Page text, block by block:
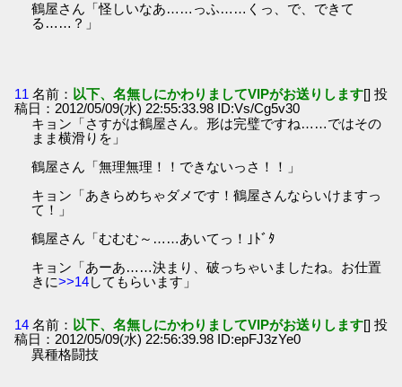
鶴屋さん「怪しいなあ……っふ……くっ、で、できて
る……？」
11 名前： 以下、名無しにかわりましてVIPがお送りします[] 投
稿日：2012/05/09(水) 22:55:33.98 ID:Vs/Cg5v30
キョン「さすがは鶴屋さん。形は完璧ですね……ではその
まま横滑りを」
鶴屋さん「無理無理！！できないっさ！！」
キョン「あきらめちゃダメです！鶴屋さんならいけますっ
て！」
鶴屋さん「むむむ～……あいてっ！｣ﾄﾞﾀ
キョン「あーあ……決まり、破っちゃいましたね。お仕置
きに>>14してもらいます」
14 名前： 以下、名無しにかわりましてVIPがお送りします[] 投
稿日：2012/05/09(水) 22:56:39.98 ID:epFJ3zYe0
異種格闘技